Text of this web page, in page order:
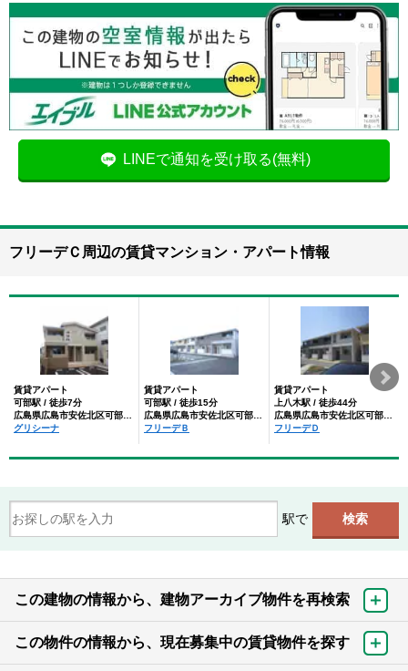
LINEで通知を受け取る(無料)
フリーデＣ周辺の賃貸マンション・アパート情報
賃貸アパート
可部駅 / 徒歩7分
広島県広島市安佐北区可部１丁目
グリシーナ
賃貸アパート
可部駅 / 徒歩15分
広島県広島市安佐北区可部１丁目
フリーデＢ
賃貸アパート
上八木駅 / 徒歩44分
広島県広島市安佐北区可部１丁目
フリーデＤ
駅で
この建物の情報から、建物アーカイブ物件を再検索
この物件の情報から、現在募集中の賃貸物件を探す